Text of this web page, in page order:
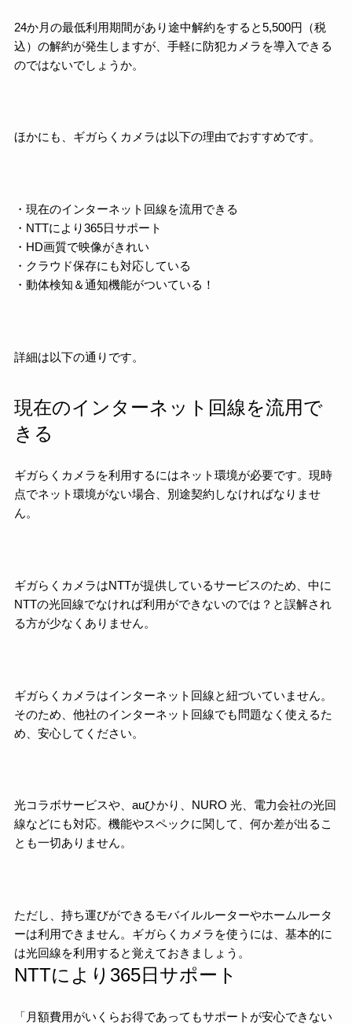
24か月の最低利用期間があり途中解約をすると5,500円（税
込）の解約が発生しますが、手軽に防犯カメラを導入できる
のではないでしょうか。
ほかにも、ギガらくカメラは以下の理由でおすすめです。
・現在のインターネット回線を流用できる
・NTTにより365日サポート
・HD画質で映像がきれい
・クラウド保存にも対応している
・動体検知＆通知機能がついている！
詳細は以下の通りです。
現在のインターネット回線を流用で
きる
ギガらくカメラを利用するにはネット環境が必要です。現時
点でネット環境がない場合、別途契約しなければなりませ
ん。
ギガらくカメラはNTTが提供しているサービスのため、中に
NTTの光回線でなければ利用ができないのでは？と誤解され
る方が少なくありません。
ギガらくカメラはインターネット回線と紐づいていません。
そのため、他社のインターネット回線でも問題なく使えるた
め、安心してください。
光コラボサービスや、auひかり、NURO 光、電力会社の光回
線などにも対応。機能やスペックに関して、何か差が出るこ
とも一切ありません。
ただし、持ち運びができるモバイルルーターやホームルータ
ーは利用できません。ギガらくカメラを使うには、基本的に
は光回線を利用すると覚えておきましょう。
NTTにより365日サポート
「月額費用がいくらお得であってもサポートが安心できない